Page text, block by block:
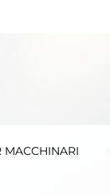
MACCHINARI